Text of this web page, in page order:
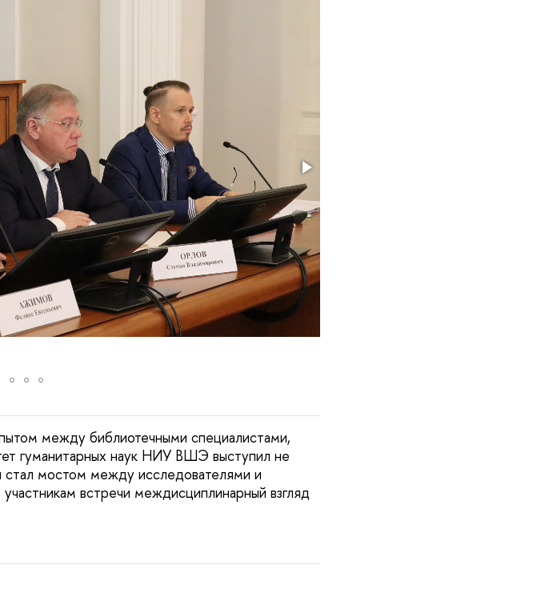
между библиотечными специалистами,
гуманитарных наук НИУ ВШЭ выступил не
стал мостом между исследователями и
встречи междисциплинарный взгляд